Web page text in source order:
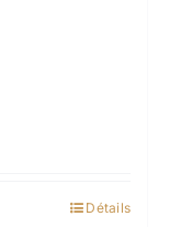
Détails